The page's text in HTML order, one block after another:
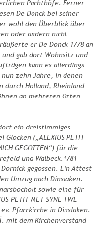
Pachthöfe. Ferner
De Donck bei seiner
wohl den Überblick über
oder andern nicht
er De Donck 1778 an
gab dort Wohnsitz und
kann es allerdings
zehn Jahre, in denen
durch Holland, Rheinland
an mehreren Orten
ein dreistimmiges
(„ALEXIUS PETIT
GEGOTTEN“) für die
und Walbeck.1781
gegossen. Ein Attest
Umzug nach Dinslaken.
sowie eine für
PETIT MET SYNE TWE
ev. Pfarrkirche in Dinslaken.
mit dem Kirchenvorstand